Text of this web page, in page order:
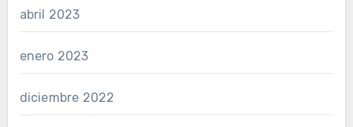
abril 2023
enero 2023
diciembre 2022